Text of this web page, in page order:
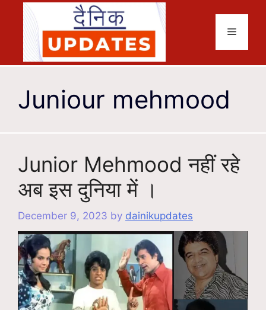
content
Menu
Juniour mehmood
Junior Mehmood नहीं रहे
अब इस दुनिया में ।
December 9, 2023 by dainikupdates